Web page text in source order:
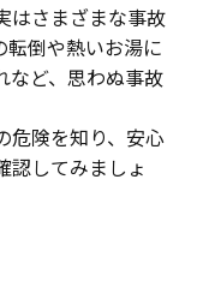
はさまざまな事故
転倒や熱いお湯に
など、思わぬ事故
危険を知り、安心
認してみましょ